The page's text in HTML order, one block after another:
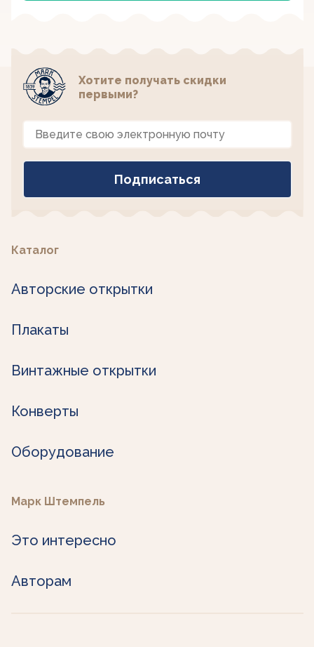
Хотите получать скидки
первыми?
Каталог
Авторские открытки
Плакаты
Винтажные открытки
Конверты
Оборудование
Марк Штемпель
Это интересно
Авторам